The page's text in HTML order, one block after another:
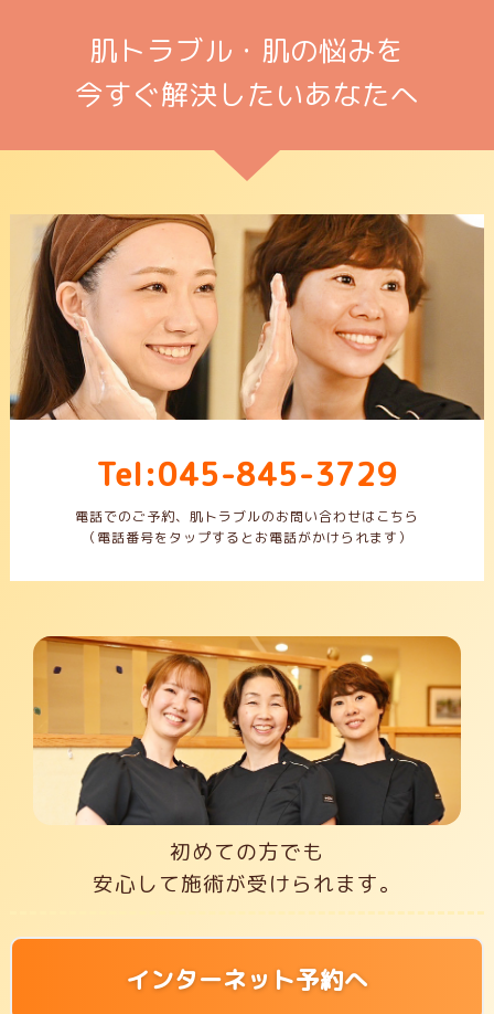
肌トラブル・肌の悩みを
今すぐ解決したいあなたへ
Tel:045-845-3729
電話でのご予約、肌トラブルのお問い合わせはこちら
（電話番号をタップするとお電話がかけられます）
初めての方でも
安心して施術が受けられます。
インターネット予約へ